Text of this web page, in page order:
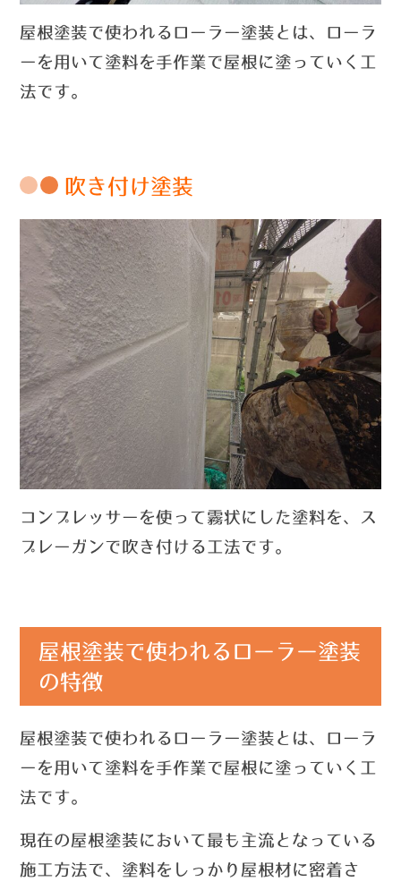
屋根塗装で使われるローラー塗装とは、ローラ
ーを用いて塗料を手作業で屋根に塗っていく工
法です。
吹き付け塗装
コンプレッサーを使って霧状にした塗料を、ス
プレーガンで吹き付ける工法です。
屋根塗装で使われるローラー塗装
の特徴
屋根塗装で使われるローラー塗装とは、ローラ
ーを用いて塗料を手作業で屋根に塗っていく工
法です。
現在の屋根塗装において最も主流となっている
施工方法で、塗料をしっかり屋根材に密着さ